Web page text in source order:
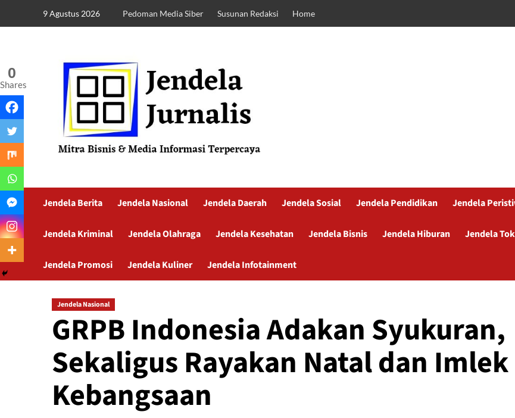
9 Agustus 2026 Pedoman Media Siber Susunan Redaksi Home
Jendela Berita Jendela Nasional Jendela Daerah Jendela Sosial Jendela Pendidikan Jendela
Jendela Kriminal Jendela Olahraga Jendela Kesehatan Jendela Bisnis Jendela Hiburan Jendela
Jendela Promosi Jendela Kuliner Jendela Infotainment
Jendela Nasional
GRPB Indonesia Adakan Syukuran,
Sekaligus Rayakan Natal dan Imlek
Kebangsaan
0
Shares